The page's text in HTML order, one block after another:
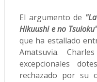
El argumento de
Hikuushi e no
que ha estallado
Amatsuvia.
excepcionales
rechazado por su